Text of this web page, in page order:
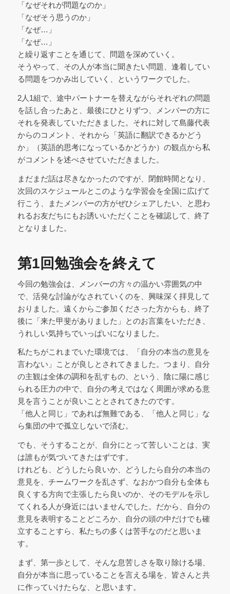
「なぜそれが問題なのか」
「なぜそう思うのか」
「なぜ…」
「なぜ…」
と繰り返すことを通じて、問題を深めていく。
そうやって、その人が本当に聞きたい問題、逢着してい
る問題をつかみ出していく、というワークでした。
2人1組で、途中パートナーを替えながらそれぞれの問題
を話し合ったあと、最後にひとりずつ、メンバーの方に
それを発表していただきました。それに対して島藤代表
からのコメント、それから「英語に翻訳できるかどう
か」（英語的思考になっているかどうか）の観点から私
がコメントを述べさせていただきました。
まだまだ話は尽きなかったのですが、閉館時間となり、
次回のスケジュールとこのような学習会を全国に広げて
行こう、またメンバーの方がぜひシェアしたい、と思わ
れるお友だちにもお誘いいただくことを確認して、終了
となりました。
第1回勉強会を終えて
今回の勉強会は、メンバーの方々の温かい雰囲気の中
で、活発な討論がなされていくのを、興味深く拝見して
おりました。遠くからご参加くださった方からも、終了
後に「来た甲斐がありました」とのお言葉をいただき、
うれしい気持ちでいっぱいになりました。
私たちがこれまでいた環境では、「自分の本当の意見を
言わない」ことが良しとされてきました。つまり、自分
の主観は全体の調和を乱すもの、という、陰に陽に感じ
られる圧力の中で、自分の考えではなく周囲が求める意
見を言うことが良いこととされてきたのです。
「他人と同じ」であれば無難である、「他人と同じ」な
ら集団の中で孤立しないで済む。
でも、そうすることが、自分にとって苦しいことは、実
は誰もが気づいてきたはずです。
けれども、どうしたら良いか、どうしたら自分の本当の
意見を、チームワークを乱さず、なおかつ自分も全体も
良くする方向で主張したら良いのか、そのモデルを示し
てくれる人が身近にはいませんでした。だから、自分の
意見を表明することどころか、自分の頭の中だけでも確
立することすら、私たちの多くは苦手なのだと思いま
す。
まず、第一歩として、そんな息苦しさを取り除ける場、
自分が本当に思っていることを言える場を、皆さんと共
に作っていけたらな、と思います。